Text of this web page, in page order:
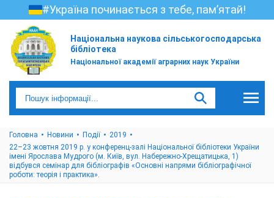
#Україна починається з тебе, пам’ятай!
Національна наукова сільськогосподарська
бібліотека
Національної академії аграрних наук України
Головна Новини Події
2019
22–23 жовтня 2019 р. у конференц-залі Національної бібліотеки України
імені Ярослава Мудрого (м. Київ, вул. Набережно-Хрещатицька, 1)
відбувся семінар для бібліографів «Основні напрями бібліографічної
роботи: теорія і практика».